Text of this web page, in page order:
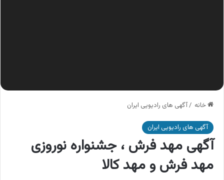
خانه /آگهی های رادیویی ایران
آگهی های رادیویی ایران
آگهی مهد فرش ، جشنواره نوروزی
مهد فرش و مهد کالا